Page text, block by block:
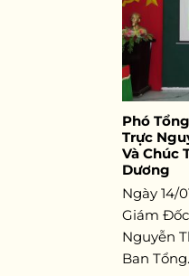
Phó
Trực
Và Chúc
Dương
Ngày 14/
Giám
Nguyễn
Ban